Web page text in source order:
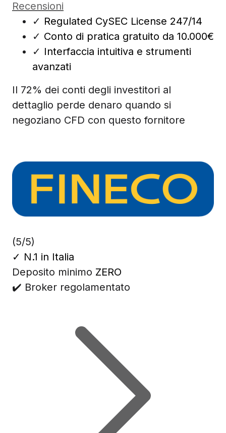
Recensioni
✓ Regulated CySEC License 247/14
✓ Conto di pratica gratuito da 10.000€
✓ Interfaccia intuitiva e strumenti
avanzati
Il 72% dei conti degli investitori al
dettaglio perde denaro quando si
negoziano CFD con questo fornitore
(5/5)
✓ N.1 in Italia
Deposito minimo ZERO
✔️ Broker regolamentato